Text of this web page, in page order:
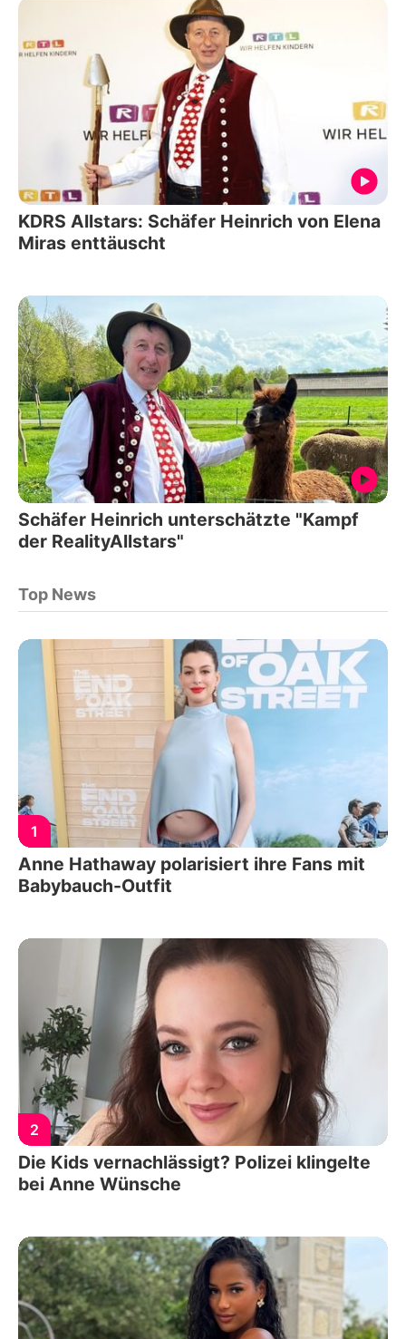
KDRS Allstars: Schäfer Heinrich von Elena
Miras enttäuscht
Schäfer Heinrich unterschätzte "Kampf
der RealityAllstars"
Top News
1
Anne Hathaway polarisiert ihre Fans mit
Babybauch-Outfit
2
Die Kids vernachlässigt? Polizei klingelte
bei Anne Wünsche